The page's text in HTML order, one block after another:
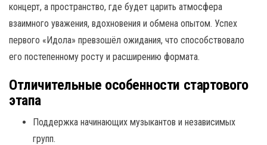
концерт, а пространство, где будет царить атмосфера
взаимного уважения, вдохновения и обмена опытом. Успех
первого «Идола» превзошёл ожидания, что способствовало
его постепенному росту и расширению формата.
Отличительные особенности стартового
этапа
Поддержка начинающих музыкантов и независимых
групп.